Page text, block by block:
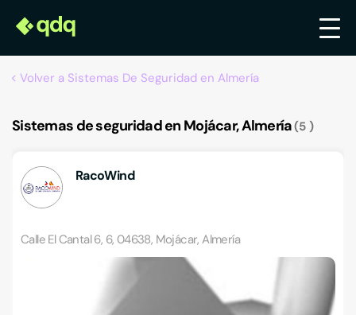
Volver a Sistemas De Seguridad en Almería
Sistemas de seguridad en Mojácar, Almería 5
RacoWind
Calle El Cantal 6, 6, 04638, Mojácar, Almería